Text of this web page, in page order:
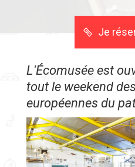
Je
L'Écomusée est
tout le weekend
européennes du